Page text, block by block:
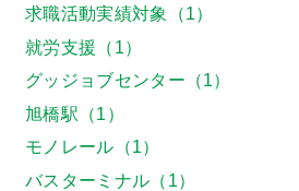
求職活動実績対象（1）
就労支援（1）
グッジョブセンター（1）
旭橋駅（1）
モノレール（1）
バスターミナル（1）